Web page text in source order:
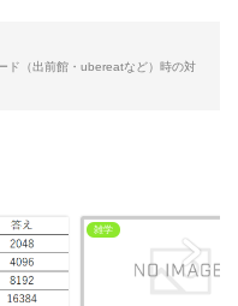
ド（出前館・ubereatなど）時の対
雑学